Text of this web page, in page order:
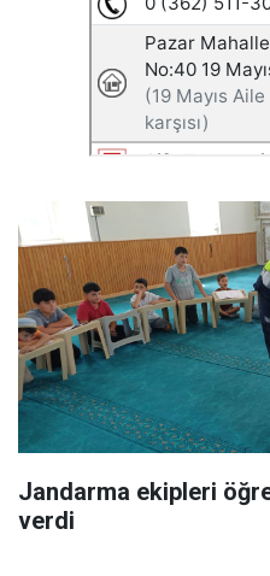
Jandarma ekipleri
verdi